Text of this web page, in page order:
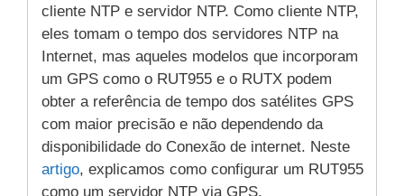
cliente NTP e servidor NTP. Como cliente NTP,
eles tomam o tempo dos servidores NTP na
Internet, mas aqueles modelos que incorporam
um GPS como o RUT955 e o RUTX podem
obter a referência de tempo dos satélites GPS
com maior precisão e não dependendo da
disponibilidade do Conexão de internet. Neste
artigo, explicamos como configurar um RUT955
como um servidor NTP via GPS.